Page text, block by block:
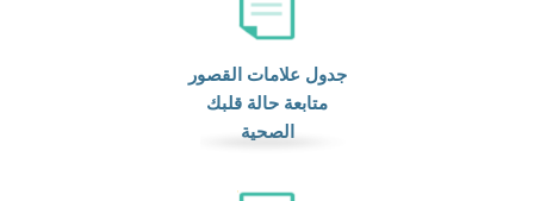
جدول علامات القصور
متابعة حالة قلبك
الصحية